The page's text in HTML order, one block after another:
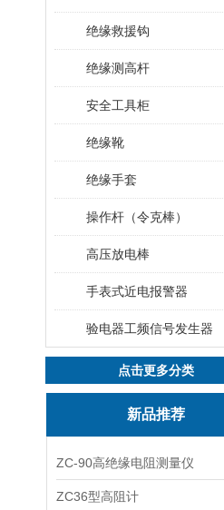
绝缘救援钩
绝缘测高杆
安全工具柜
绝缘靴
绝缘手套
操作杆（令克棒）
高压放电棒
手表式近电报警器
验电器工频信号发生器
点击更多分类
新品推荐
ZC-90高绝缘电阻测量仪
ZC36型高阻计